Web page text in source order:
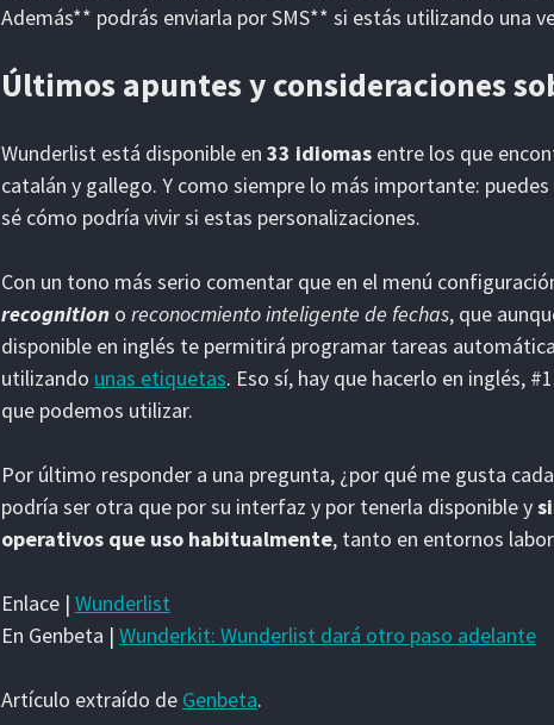
Además** podrás enviarla por SMS** si estás utilizando una
Últimos apuntes y consideraciones
Wunderlist está disponible en 33 idiomas entre los que
catalán y gallego. Y como siempre lo más importante:
sé cómo podría vivir si estas personalizaciones.
Con un tono más serio comentar que en el menú
recognition o reconocmiento inteligente de fechas, que
disponible en inglés te permitirá programar tareas
utilizando unas etiquetas. Eso sí, hay que hacerlo en inglés,
que podemos utilizar.
Por último responder a una pregunta, ¿por qué me gusta
podría ser otra que por su interfaz y por tenerla disponible y
operativos que uso habitualmente, tanto en entornos
Enlace | Wunderlist
En Genbeta | Wunderkit: Wunderlist dará otro paso adelante
Artículo extraído de Genbeta.